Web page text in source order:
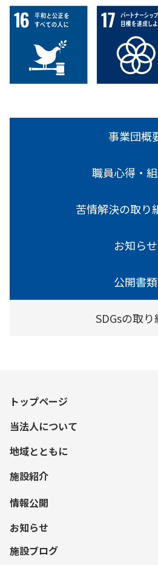
事業団概
職員⼼得・
苦情解決の取り
お知らせ
公開書類
SDGsの取り
トップページ
当法人について
地域とともに
施設紹介
情報公開
お知らせ
施設ブログ